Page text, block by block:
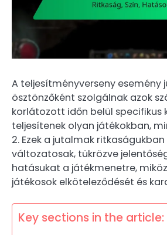
A teljesítményverseny
ösztönzőként szolgálnak azok
korlátozott időn belül specifikus
teljesítenek olyan játékokban,
2. Ezek a jutalmak ritkaságukban
változatosak, tükrözve
hatásukat a játékmenetre,
játékosok elköteleződését és
Key sections in the article: